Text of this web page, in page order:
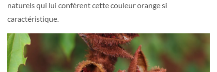
naturels qui lui confèrent cette couleur orange si
caractéristique.